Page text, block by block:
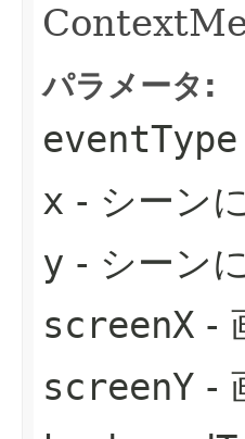
パラメータ:
eventType
x - シーン
y - シーン
screenX -
screenY -